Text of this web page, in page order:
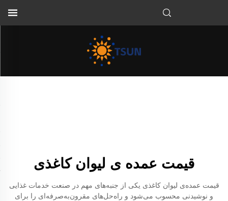
قیمت عمده ی لیوان کاغذی
قیمت عمده‌ی لیوان کاغذی یکی از جنبه‌های مهم در صنعت خدمات غذایی
و نوشیدنی محسوب می‌شود و راه‌حل‌های مقرون‌به‌صرفه‌ای را برای